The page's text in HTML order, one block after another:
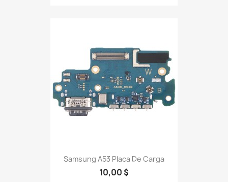
Samsung A53 Placa De Carga
10,00 $